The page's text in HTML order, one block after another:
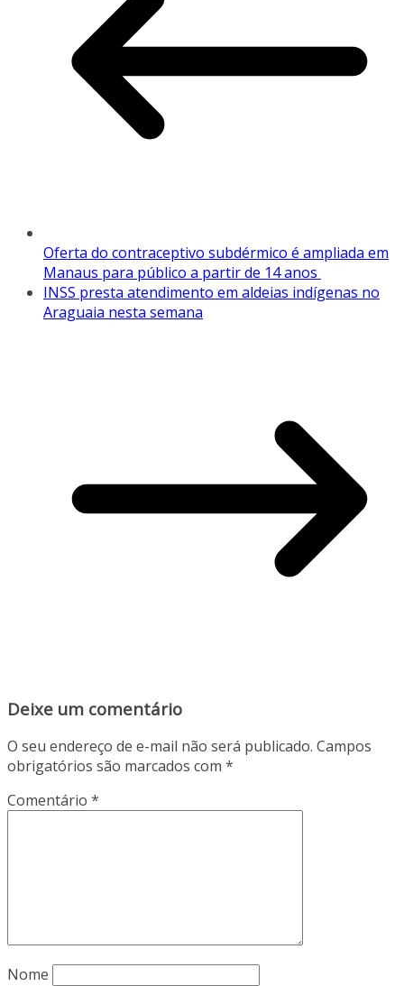
Oferta do contraceptivo subdérmico é ampliada em
Manaus para público a partir de 14 anos
INSS presta atendimento em aldeias indígenas no
Araguaia nesta semana
Deixe um comentário
O seu endereço de e-mail não será publicado. Campos
obrigatórios são marcados com *
Comentário *
Nome